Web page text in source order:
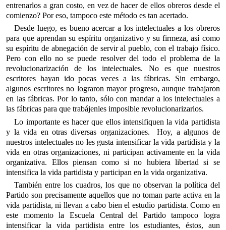
entrenarlos a gran costo, en vez de hacer de ellos obreros desde el
comienzo? Por eso, tampoco este método es tan acertado.
Desde luego, es bueno acercar a los intelectuales a los obreros
para que aprendan su espíritu organizativo y su firmeza, así como
su espíritu de abnegación de servir al pueblo, con el trabajo físico.
Pero con ello no se puede resolver del todo el problema de la
revolucionarización de los intelectuales. No es que nuestros
escritores hayan ido pocas veces a las fábricas. Sin embargo,
algunos escritores no lograron mayor progreso, aunque trabajaron
en las fábricas. Por lo tanto, sólo con mandar a los intelectuales a
las fábricas para que trabájenles imposible revolucionarizarlos.
Lo importante es hacer que ellos intensifiquen la vida partidista
y la vida en otras diversas organizaciones. Hoy, a algunos de
nuestros intelectuales no les gusta intensificar la vida partidista y la
vida en otras organizaciones, ni participan activamente en la vida
organizativa. Ellos piensan como si no hubiera libertad si se
intensifica la vida partidista y participan en la vida organizativa.
También entre los cuadros, los que no observan la política del
Partido son precisamente aquellos que no toman parte activa en la
vida partidista, ni llevan a cabo bien el estudio partidista. Como en
este momento la Escuela Central del Partido tampoco logra
intensificar la vida partidista entre los estudiantes, éstos, aun